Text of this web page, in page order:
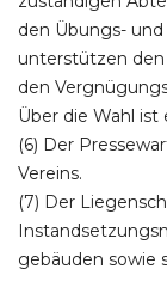
den Übungs-
unterstützen
den
Über die Wahl
(6) Der
Vereins.
(7) Der
gebäuden sowie